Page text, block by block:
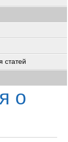
статей
о